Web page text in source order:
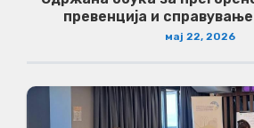
превенција и
мај 22, 2026